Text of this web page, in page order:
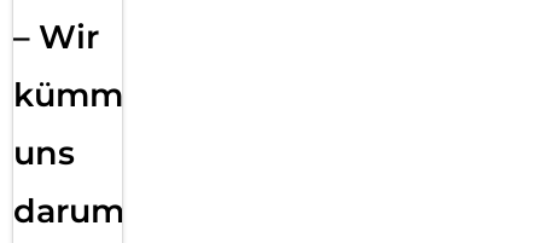
– Wir
kümmern
uns
darum!